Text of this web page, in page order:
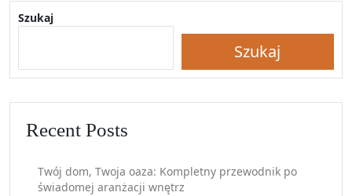
Szukaj
Szukaj
Recent Posts
Twój dom, Twoja oaza: Kompletny przewodnik po
świadomej aranżacji wnętrz